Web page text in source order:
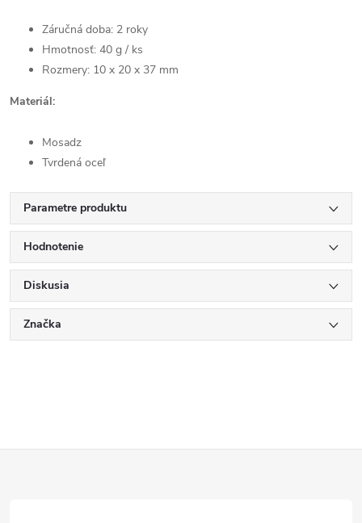
Záručná doba: 2 roky
Hmotnosť: 40 g / ks
Rozmery: 10 x 20 x 37 mm
Materiál:
Mosadz
Tvrdená oceľ
Parametre produktu
Hodnotenie
Diskusia
Značka